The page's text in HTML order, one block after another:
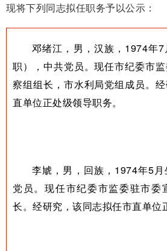
现将下列同志拟任职务予以公示：
邓绪江，男，汉族，1974年
职），中共党员。现任市纪委市
察组组长，市水利局党组成员。
直单位正处级领导职务。
李虓，男，回族，1974年5
党员。现任市纪委市监委驻市委
长。经研究，该同志拟任市直单位